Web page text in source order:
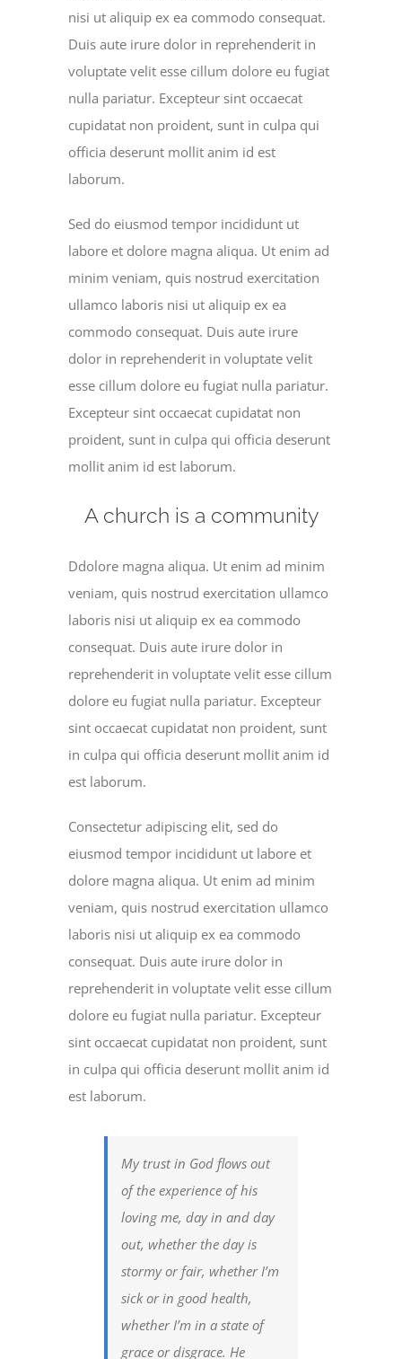
nisi ut aliquip ex ea commodo consequat.
Duis aute irure dolor in reprehenderit in
voluptate velit esse cillum dolore eu fugiat
nulla pariatur. Excepteur sint occaecat
cupidatat non proident, sunt in culpa qui
officia deserunt mollit anim id est
laborum.
Sed do eiusmod tempor incididunt ut
labore et dolore magna aliqua. Ut enim ad
minim veniam, quis nostrud exercitation
ullamco laboris nisi ut aliquip ex ea
commodo consequat. Duis aute irure
dolor in reprehenderit in voluptate velit
esse cillum dolore eu fugiat nulla pariatur.
Excepteur sint occaecat cupidatat non
proident, sunt in culpa qui officia deserunt
mollit anim id est laborum.
A church is a community
Ddolore magna aliqua. Ut enim ad minim
veniam, quis nostrud exercitation ullamco
laboris nisi ut aliquip ex ea commodo
consequat. Duis aute irure dolor in
reprehenderit in voluptate velit esse cillum
dolore eu fugiat nulla pariatur. Excepteur
sint occaecat cupidatat non proident, sunt
in culpa qui officia deserunt mollit anim id
est laborum.
Consectetur adipiscing elit, sed do
eiusmod tempor incididunt ut labore et
dolore magna aliqua. Ut enim ad minim
veniam, quis nostrud exercitation ullamco
laboris nisi ut aliquip ex ea commodo
consequat. Duis aute irure dolor in
reprehenderit in voluptate velit esse cillum
dolore eu fugiat nulla pariatur. Excepteur
sint occaecat cupidatat non proident, sunt
in culpa qui officia deserunt mollit anim id
est laborum.
My trust in God flows out
of the experience of his
loving me, day in and day
out, whether the day is
stormy or fair, whether I’m
sick or in good health,
whether I’m in a state of
grace or disgrace. He